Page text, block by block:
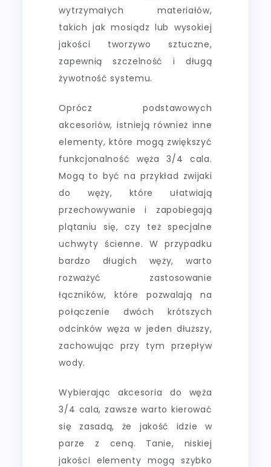
wytrzymałych materiałów,
takich jak mosiądz lub wysokiej
jakości tworzywo sztuczne,
zapewnią szczelność i długą
żywotność systemu.
Oprócz podstawowych
akcesoriów, istnieją również inne
elementy, które mogą zwiększyć
funkcjonalność węża 3/4 cala.
Mogą to być na przykład zwijaki
do węży, które ułatwiają
przechowywanie i zapobiegają
plątaniu się, czy też specjalne
uchwyty ścienne. W przypadku
bardzo długich węży, warto
rozważyć zastosowanie
łączników, które pozwalają na
połączenie dwóch krótszych
odcinków węża w jeden dłuższy,
zachowując przy tym przepływ
wody.
Wybierając akcesoria do węża
3/4 cala, zawsze warto kierować
się zasadą, że jakość idzie w
parze z ceną. Tanie, niskiej
jakości elementy mogą szybko